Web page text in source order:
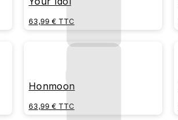
63,99 € TTC
Honmoon
63,99 € TTC